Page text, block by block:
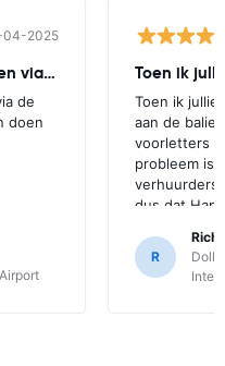
04-2025
Prima, gemakkelijk reserveren via de
de
doen
Toen ik
Toen ik
aan de
voorletters
probleem is
verhuurders
dus dat
R